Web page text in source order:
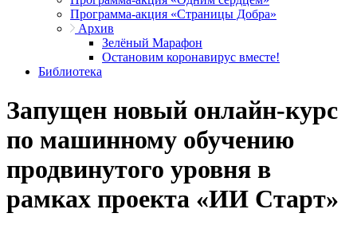
Программа-акция «Страницы Добра»
Архив
Зелёный Марафон
Остановим коронавирус вместе!
Библиотека
Запущен новый онлайн-курс
по машинному обучению
продвинутого уровня в
рамках проекта «ИИ Старт»